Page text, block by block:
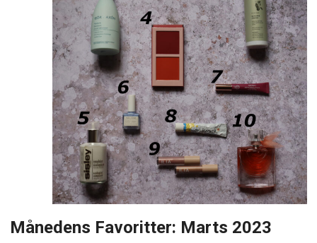
Månedens Favoritter: Marts 2023